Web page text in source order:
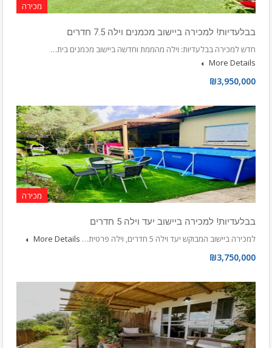
מכירה
בבלעדיות! למכירה ביישוב מכמנים וילה 7.5 חדרים
חדש למכירה בבלעדיות: וילה מהממת וחדשה ביישוב מכמנים בית…
More Details
₪3,950,000
מכירה
בבלעדיות! למכירה ביישוב יעד וילה 5 חדרים
למכירה ביישוב המבוקש יעד וילה 5 חדרים, וילה פרטית…
More Details
₪3,750,000